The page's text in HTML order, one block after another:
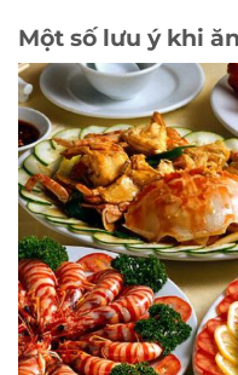
Một số lưu ý khi